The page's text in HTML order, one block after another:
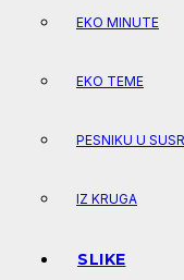
EKO MINUTE
EKO TEME
PESNIKU U
IZ KRUGA
SLIKE